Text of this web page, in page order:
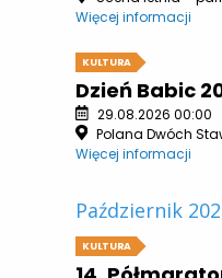
Więcej informacji
KULTURA
Dzień Babic
29.08.2026 00:00
Polana Dwóch
Więcej informacji
Październik
KULTURA